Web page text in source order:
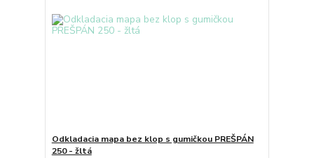
Odkladacia mapa bez klop s gumičkou PREŠPÁN
250 - žltá